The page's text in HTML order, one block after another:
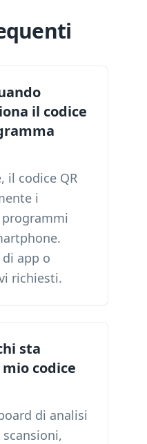
il codice
il codice QR
i
app o
richiesti.
sta
codice
di analisi